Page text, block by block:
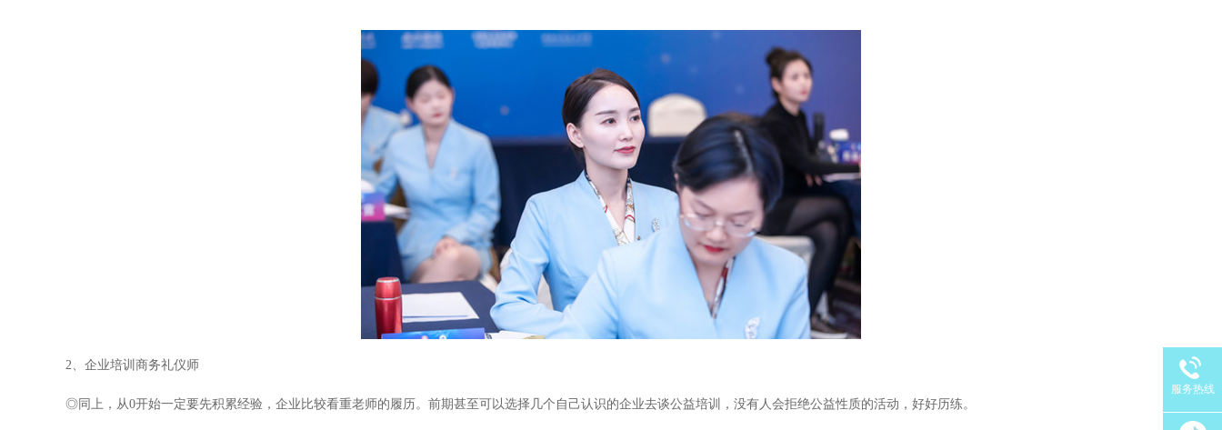
2、企业培训商务礼仪师
◎同上，从0开始一定要先积累经验，企业比较看重老师的履历。前期甚至可以选择几个自己认识的企业去谈公益培训，没有人会拒绝公益性质的活动，好好历练。
服务热线